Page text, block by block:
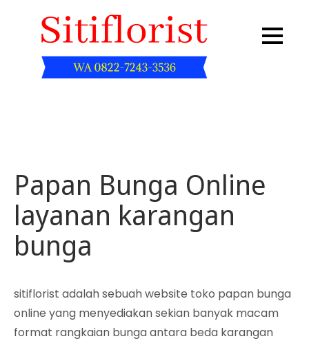
content
Papan Bunga Online
layanan karangan
bunga
sitiflorist adalah sebuah website toko papan bunga
online yang menyediakan sekian banyak macam
format rangkaian bunga antara beda karangan